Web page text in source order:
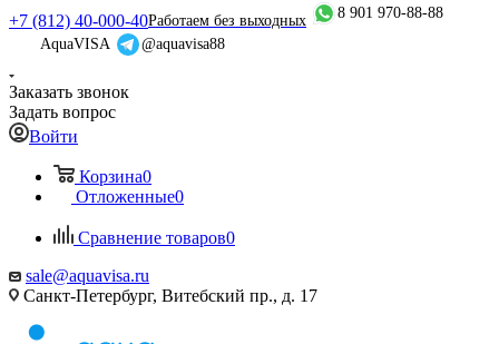
+7 (812) 40-000-40Работаем без выходных
8 901 970-88-88
AquaVISA
@aquavisa88
Заказать звонок
Задать вопрос
Войти
Корзина0
Отложенные0
Сравнение товаров0
sale@aquavisa.ru
Санкт-Петербург, Витебский пр., д. 17